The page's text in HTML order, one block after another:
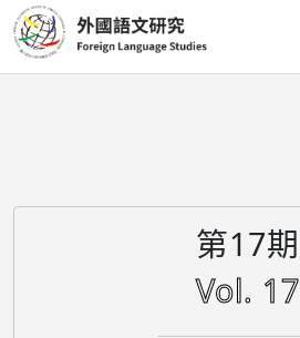
第17期
Vol. 17